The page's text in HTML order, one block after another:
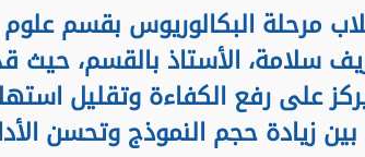
مرحلة البكالوريوس بقسم
سلامة، الأستاذ بالقسم، حيث
على رفع الكفاءة وتقليل
زيادة حجم النموذج وتحسن